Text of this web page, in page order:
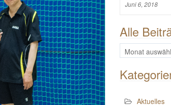
Juni 6, 2018
Alle
Alle
Beiträge
Aktuelles